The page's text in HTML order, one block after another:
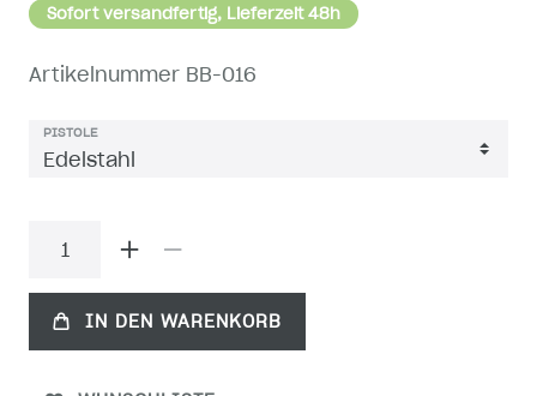
Sofort versandfertig, Lieferzeit 48h
Artikelnummer BB-016
PISTOLE
IN DEN WARENKORB